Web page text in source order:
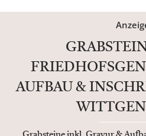
AUFBAU &